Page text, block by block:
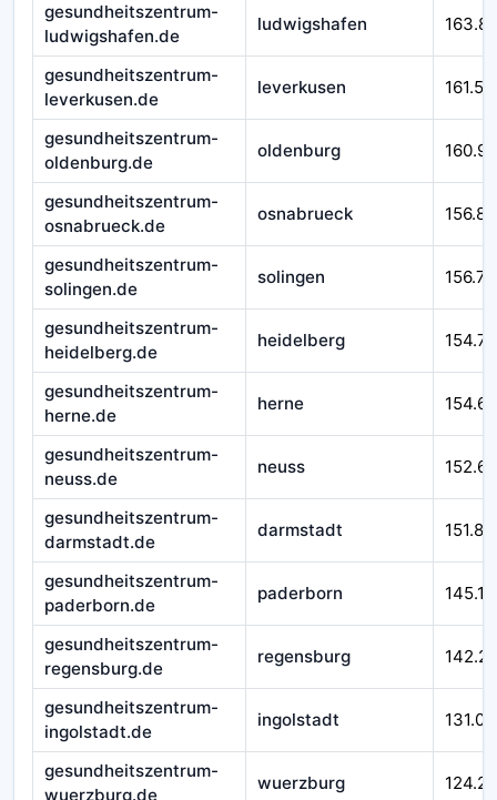
gesundheitszentrum-
ludwigshafen.de
ludwigshafen
gesundheitszentrum-
leverkusen.de
leverkusen
gesundheitszentrum-
oldenburg.de
oldenburg
gesundheitszentrum-
osnabrueck.de
osnabrueck
gesundheitszentrum-
solingen.de
solingen
gesundheitszentrum-
heidelberg.de
heidelberg
gesundheitszentrum-
herne.de
herne
gesundheitszentrum-
neuss.de
neuss
gesundheitszentrum-
darmstadt.de
darmstadt
gesundheitszentrum-
paderborn.de
paderborn
gesundheitszentrum-
regensburg.de
regensburg
gesundheitszentrum-
ingolstadt.de
ingolstadt
gesundheitszentrum-
wuerzburg.de
wuerzburg